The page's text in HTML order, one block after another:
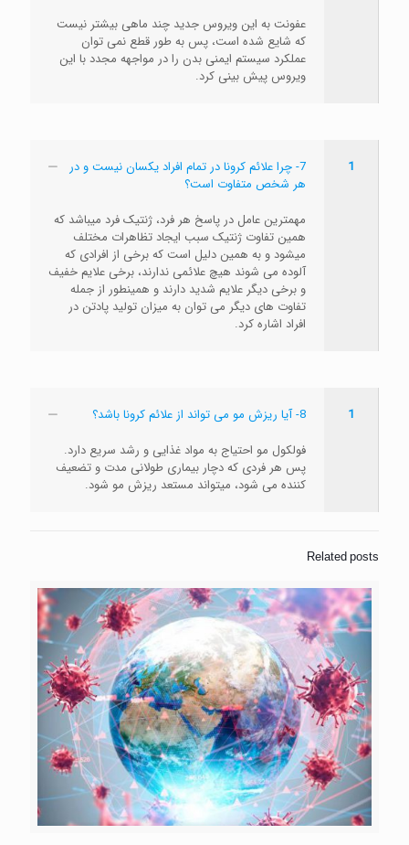
عفونت به این ویروس جدید چند ماهی بیشتر نیست
که شایع شده است، پس به طور قطع نمی توان
عملکرد سیستم ایمنی بدن را در مواجهه مجدد با این
ویروس پیش بینی کرد.
1
7- چرا علائم کرونا در تمام افراد یکسان نیست و در
هر شخص متفاوت است؟
مهمترین عامل در پاسخ هر فرد، ژنتیک فرد میباشد که
همین تفاوت ژنتیک سبب ایجاد تظاهرات مختلف
میشود و به همین دلیل است که برخی از افرادی که
آلوده می شوند هیچ علائمی ندارند، برخی علایم خفیف
و برخی دیگر علایم شدید دارند و همینطور از جمله
تفاوت های دیگر می توان به میزان تولید پادتن در
افراد اشاره کرد.
1
8- آیا ریزش مو می تواند از علائم کرونا باشد؟
فولکول مو احتیاج به مواد غذایی و رشد سریع دارد.
پس هر فردی که دچار بیماری طولانی مدت و تضعیف
کننده می شود، میتواند مستعد ریزش مو شود.
Related posts